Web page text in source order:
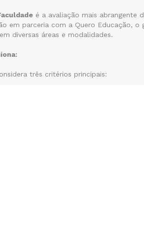
é a avaliação mais abrangente
em parceria com a Quero Educação, o
diversas áreas e modalidades.
três critérios principais: